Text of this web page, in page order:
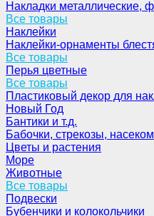
Накладки металлические,
Все товары
Наклейки
Наклейки-орнаменты
Все товары
Перья цветные
Все товары
Пластиковый декор для
Новый Год
Бантики и т.д.
Бабочки, стрекозы,
Цветы и растения
Море
Животные
Все товары
Подвески
Бубенчики и колокольчики